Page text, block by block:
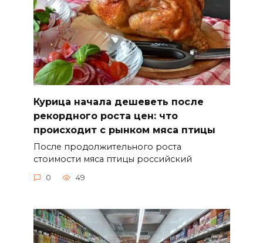
Курица начала дешеветь после
рекордного роста цен: что
происходит с рынком мяса птицы
После продолжительного роста
стоимости мяса птицы российский
0 49